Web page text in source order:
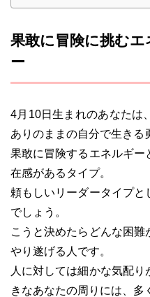
果敢に冒険に挑む
ー
4月10日生まれのあなたは
ありのままの自分で生きる
果敢に冒険するエネルギ
在感があるタイプ。
頼もしいリーダータイプと
でしょう。
こうと決めたらどんな困
やり遂げる人です。
人に対しては細かな気配
きなあなたの周りには、多